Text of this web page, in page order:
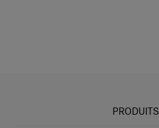
PRODUITS